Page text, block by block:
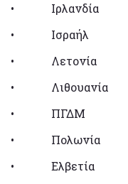
• Ιρλανδία
• Ισραήλ
• Λετονία
• Λιθουανία
• ΠΓΔΜ
• Πολωνία
• Ελβετία